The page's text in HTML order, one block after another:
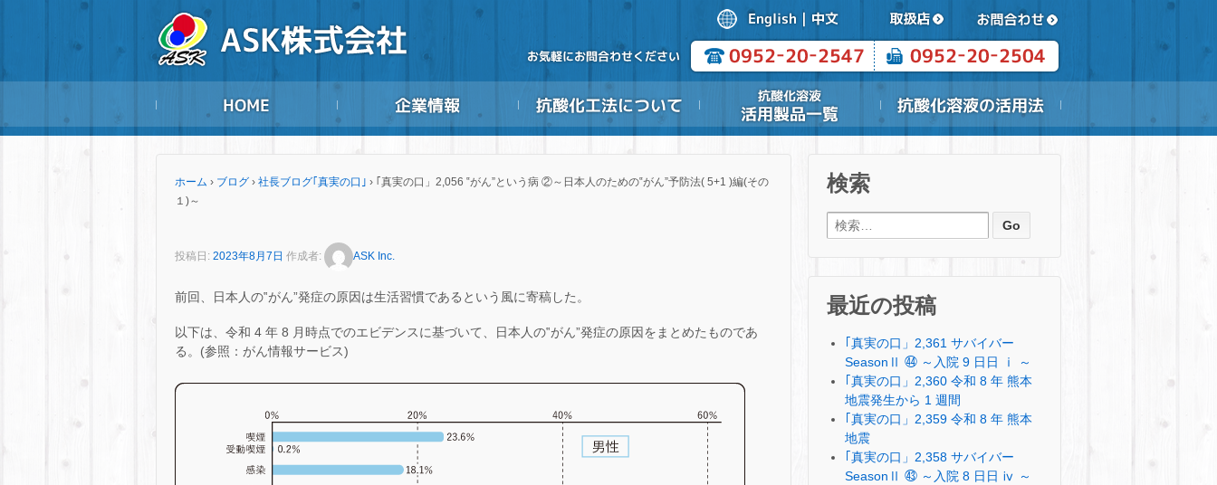
ホーム › ブログ › 社長ブログ｢真実の口｣ › ｢真実の口」2,056 ‟がん”という病 ②～日本人のための‟がん”予防法( 5+1 )編(その
１)～
投稿日: 2023年8月7日 作成者: ASK Inc.
前回、日本人の‟がん”発症の原因は生活習慣であるという風に寄稿した。
以下は、令和 4 年 8 月時点でのエビデンスに基づいて、日本人の‟がん”発症の原因をまとめたものであ
る。(参照：がん情報サービス)
検索
検索:
最近の投稿
｢真実の口」2,361 サバイバー
SeasonⅡ ㊹ ～入院 9 日日 ⅰ ～
｢真実の口」2,360 令和 8 年 熊本
地震発生から 1 週間
｢真実の口」2,359 令和 8 年 熊本
地震
｢真実の口」2,358 サバイバー
SeasonⅡ ㊸ ～入院 8 日日 ⅳ ～